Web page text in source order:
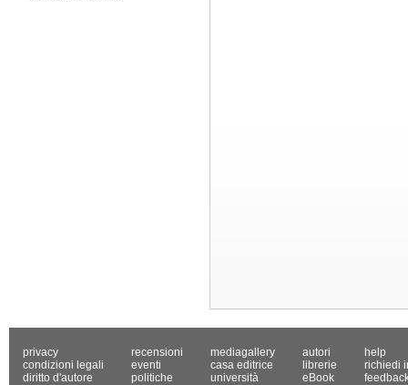
privacy
condizioni legali
diritto d'autore
recensioni
eventi
politiche
mediagallery
casa editrice
università
autori
librerie
eBook
help
richiedi